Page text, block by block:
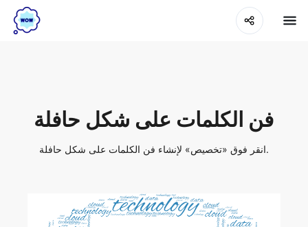
فن الكلمات على شكل حافلة
انقر فوق «تخصيص» لإنشاء فن الكلمات على شكل حافلة.